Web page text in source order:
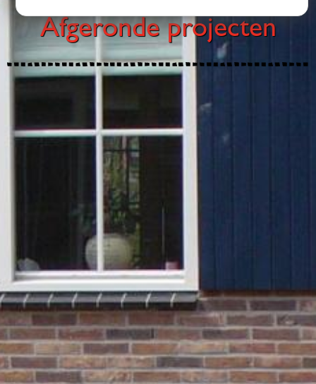
Afgeronde projecten